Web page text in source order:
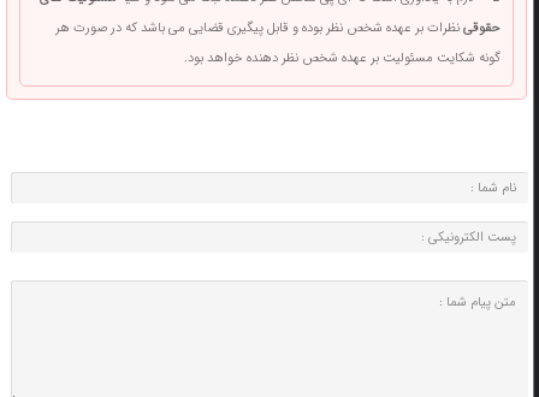
حقوقینظرات بر عهده شخص نظر بوده و قابل پیگیری قضایی می باشد که در صورت هر
گونه شکایت مسئولیت بر عهده شخص نظر دهنده خواهد بود.